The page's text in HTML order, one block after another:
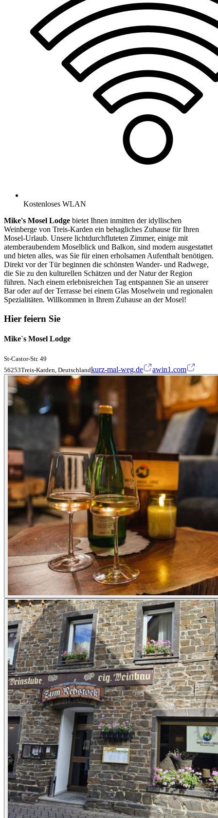
Kostenloses WLAN
Mike's Mosel Lodge bietet Ihnen inmitten der idyllischen
Weinberge von Treis-Karden ein behagliches Zuhause für Ihren
Mosel-Urlaub. Unsere lichtdurchfluteten Zimmer, einige mit
atemberaubendem Moselblick und Balkon, sind modern ausgestattet
und bieten alles, was Sie für einen erholsamen Aufenthalt benötigen.
Direkt vor der Tür beginnen die schönsten Wander- und Radwege,
die Sie zu den kulturellen Schätzen und der Natur der Region
führen. Nach einem erlebnisreichen Tag entspannen Sie an unserer
Bar oder auf der Terrasse bei einem Glas Moselwein und regionalen
Spezialitäten. Willkommen in Ihrem Zuhause an der Mosel!
Hier feiern Sie
Mike`s Mosel Lodge
St-Castor-Str. 49
56253Treis-Karden, Deutschlandkurz-mal-weg.de awin1.com